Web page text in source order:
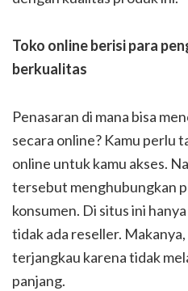
Toko online berisi para
berkualitas
Penasaran di mana bisa
secara online? Kamu perlu
online untuk kamu akses.
tersebut menghubungkan
konsumen. Di situs ini
tidak ada reseller.
terjangkau karena tidak
panjang.